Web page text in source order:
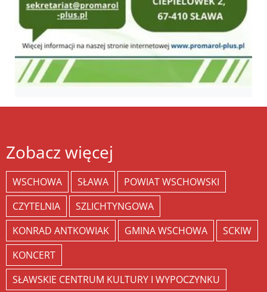
Zobacz więcej
WSCHOWA SŁAWA
POWIAT WSCHOWSKI
CZYTELNIA
SZLICHTYNGOWA
KONRAD ANTKOWIAK
GMINA WSCHOWA
SCKIW
KONCERT
SŁAWSKIE CENTRUM KULTURY I WYPOCZYNKU